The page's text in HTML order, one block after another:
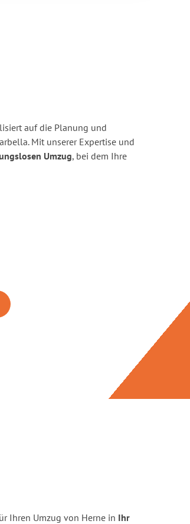
auf die Planung und
Mit unserer Expertise und
Umzug, bei dem Ihre
Ihren Umzug von Herne in Ihr